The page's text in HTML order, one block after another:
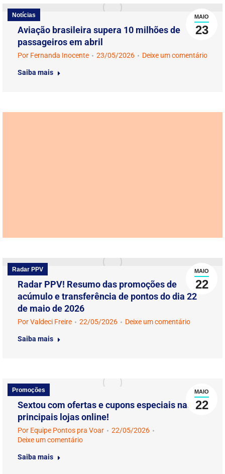
MAIO
23
Notícias
Aviação brasileira supera 10 milhões de
passageiros em abril
Por Fernanda Inocente 23/05/2026 Deixe um comentário
Saiba mais
MAIO
22
Radar PPV
Radar PPV! Resumo das promoções de
acúmulo e transferência de pontos do dia 22
de maio de 2026
PorValdeci Freire 22/05/2026 Deixe um comentário
Saiba mais
MAIO
22
Promoções
Sextou com ofertas e cupons especiais nas
principais lojas online!
Por Equipe Pontos pra Voar
22/05/2026
Deixe um comentário
Saiba mais